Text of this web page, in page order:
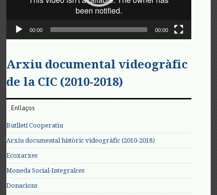
00:00 00:00
Arxiu documental videogràfic
de la CIC (2010-2018)
Enllaços
Butlletí Cooperatiu
Arxiu documental històric videogràfic (2010-2018)
Ecoxarxes
Moneda Social-Integralces
Donacions